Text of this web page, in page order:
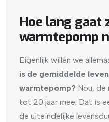
Hoe lang gaat
warmtepomp
Eigenlijk willen we
is de gemiddelde
warmtepomp? Nou, de
tot 20 jaar mee. Dat is
de uiteindelijke